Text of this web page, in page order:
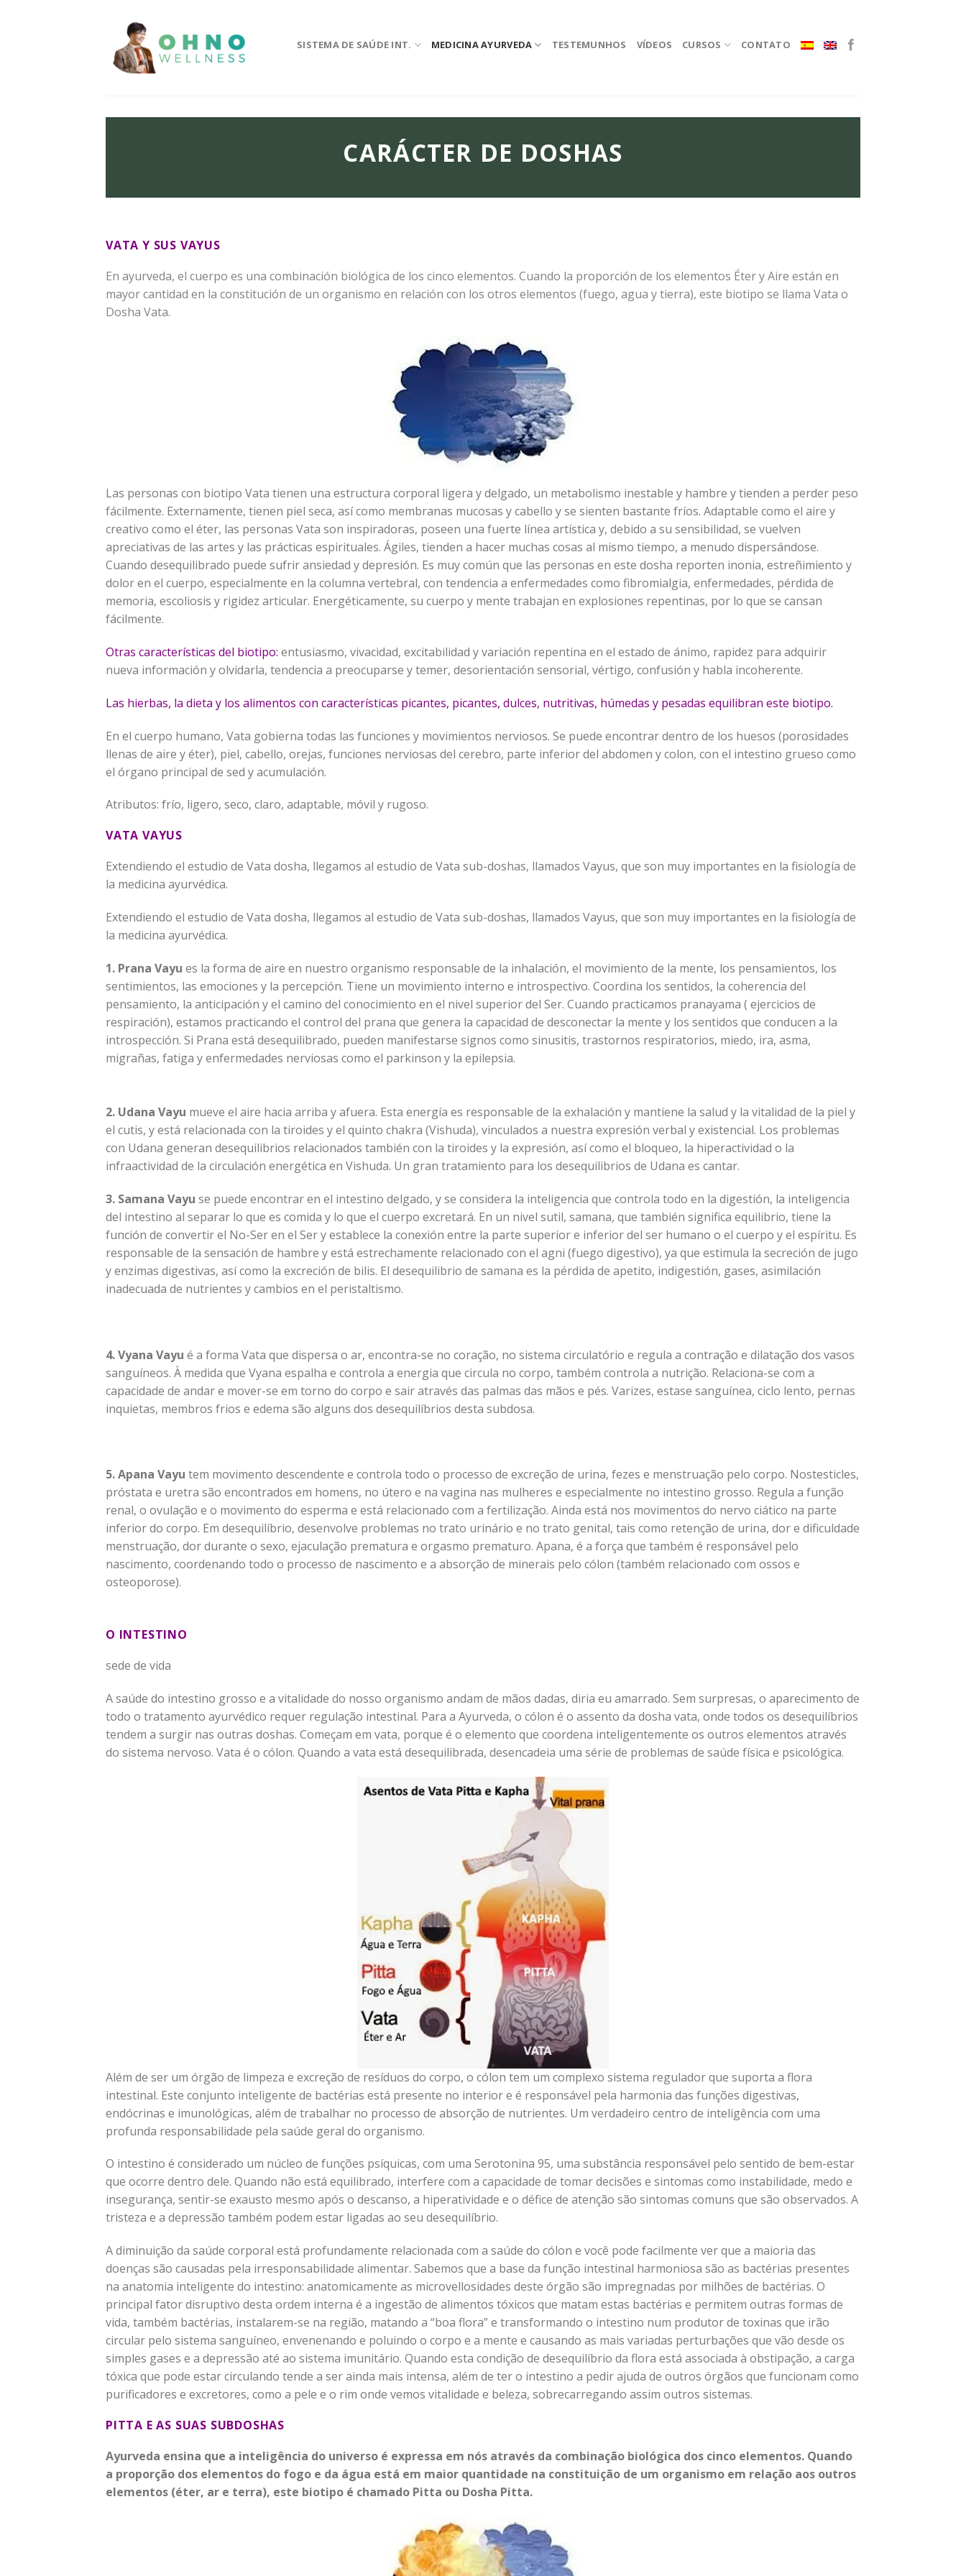
SISTEMA DE SAÚDE INT. MEDICINA AYURVEDA TESTEMUNHOS VÍDEOS CURSOS CONTATO
CARÁCTER DE DOSHAS
VATA Y SUS VAYUS
En ayurveda, el cuerpo es una combinación biológica de los cinco elementos. Cuando la proporción de los elementos Éter y Aire están en
mayor cantidad en la constitución de un organismo en relación con los otros elementos (fuego, agua y tierra), este biotipo se llama Vata o
Dosha Vata.
Las personas con biotipo Vata tienen una estructura corporal ligera y delgado, un metabolismo inestable y hambre y tienden a perder peso
fácilmente. Externamente, tienen piel seca, así como membranas mucosas y cabello y se sienten bastante fríos. Adaptable como el aire y
creativo como el éter, las personas Vata son inspiradoras, poseen una fuerte línea artística y, debido a su sensibilidad, se vuelven
apreciativas de las artes y las prácticas espirituales. Ágiles, tienden a hacer muchas cosas al mismo tiempo, a menudo dispersándose.
Cuando desequilibrado puede sufrir ansiedad y depresión. Es muy común que las personas en este dosha reporten inonia, estreñimiento y
dolor en el cuerpo, especialmente en la columna vertebral, con tendencia a enfermedades como fibromialgia, enfermedades, pérdida de
memoria, escoliosis y rigidez articular. Energéticamente, su cuerpo y mente trabajan en explosiones repentinas, por lo que se cansan
fácilmente.
Otras características del biotipo: entusiasmo, vivacidad, excitabilidad y variación repentina en el estado de ánimo, rapidez para adquirir
nueva información y olvidarla, tendencia a preocuparse y temer, desorientación sensorial, vértigo, confusión y habla incoherente.
Las hierbas, la dieta y los alimentos con características picantes, picantes, dulces, nutritivas, húmedas y pesadas equilibran este biotipo.
En el cuerpo humano, Vata gobierna todas las funciones y movimientos nerviosos. Se puede encontrar dentro de los huesos (porosidades
llenas de aire y éter), piel, cabello, orejas, funciones nerviosas del cerebro, parte inferior del abdomen y colon, con el intestino grueso como
el órgano principal de sed y acumulación.
Atributos: frío, ligero, seco, claro, adaptable, móvil y rugoso.
VATA VAYUS
Extendiendo el estudio de Vata dosha, llegamos al estudio de Vata sub-doshas, ​​llamados Vayus, que son muy importantes en la fisiología de
la medicina ayurvédica.
Extendiendo el estudio de Vata dosha, llegamos al estudio de Vata sub-doshas, ​​llamados Vayus, que son muy importantes en la fisiología de
la medicina ayurvédica.
1. Prana Vayu es la forma de aire en nuestro organismo responsable de la inhalación, el movimiento de la mente, los pensamientos, los
sentimientos, las emociones y la percepción. Tiene un movimiento interno e introspectivo. Coordina los sentidos, la coherencia del
pensamiento, la anticipación y el camino del conocimiento en el nivel superior del Ser. Cuando practicamos pranayama ( ejercicios de
respiración), estamos practicando el control del prana que genera la capacidad de desconectar la mente y los sentidos que conducen a la
introspección. Si Prana está desequilibrado, pueden manifestarse signos como sinusitis, trastornos respiratorios, miedo, ira, asma,
migrañas, fatiga y enfermedades nerviosas como el parkinson y la epilepsia.
2. Udana Vayu mueve el aire hacia arriba y afuera. Esta energía es responsable de la exhalación y mantiene la salud y la vitalidad de la piel y
el cutis, y está relacionada con la tiroides y el quinto chakra (Vishuda), vinculados a nuestra expresión verbal y existencial. Los problemas
con Udana generan desequilibrios relacionados también con la tiroides y la expresión, así como el bloqueo, la hiperactividad o la
infraactividad de la circulación energética en Vishuda. Un gran tratamiento para los desequilibrios de Udana es cantar.
3. Samana Vayu se puede encontrar en el intestino delgado, y se considera la inteligencia que controla todo en la digestión, la inteligencia
del intestino al separar lo que es comida y lo que el cuerpo excretará. En un nivel sutil, samana, que también significa equilibrio, tiene la
función de convertir el No-Ser en el Ser y establece la conexión entre la parte superior e inferior del ser humano o el cuerpo y el espíritu. Es
responsable de la sensación de hambre y está estrechamente relacionado con el agni (fuego digestivo), ya que estimula la secreción de jugo
y enzimas digestivas, así como la excreción de bilis. El desequilibrio de samana es la pérdida de apetito, indigestión, gases, asimilación
inadecuada de nutrientes y cambios en el peristaltismo.
4. Vyana Vayu é a forma Vata que dispersa o ar, encontra-se no coração, no sistema circulatório e regula a contração e dilatação dos vasos
sanguíneos. À medida que Vyana espalha e controla a energia que circula no corpo, também controla a nutrição. Relaciona-se com a
capacidade de andar e mover-se em torno do corpo e sair através das palmas das mãos e pés. Varizes, estase sanguínea, ciclo lento, pernas
inquietas, membros frios e edema são alguns dos desequilíbrios desta subdosa.
5. Apana Vayu tem movimento descendente e controla todo o processo de excreção de urina, fezes e menstruação pelo corpo. Nostesticles,
próstata e uretra são encontrados em homens, no útero e na vagina nas mulheres e especialmente no intestino grosso. Regula a função
renal, o ovulação e o movimento do esperma e está relacionado com a fertilização. Ainda está nos movimentos do nervo ciático na parte
inferior do corpo. Em desequilíbrio, desenvolve problemas no trato urinário e no trato genital, tais como retenção de urina, dor e dificuldade
menstruação, dor durante o sexo, ejaculação prematura e orgasmo prematuro. Apana, é a força que também é responsável pelo
nascimento, coordenando todo o processo de nascimento e a absorção de minerais pelo cólon (também relacionado com ossos e
osteoporose).
O INTESTINO
sede de vida
A saúde do intestino grosso e a vitalidade do nosso organismo andam de mãos dadas, diria eu amarrado. Sem surpresas, o aparecimento de
todo o tratamento ayurvédico requer regulação intestinal. Para a Ayurveda, o cólon é o assento da dosha vata, onde todos os desequilíbrios
tendem a surgir nas outras doshas. Começam em vata, porque é o elemento que coordena inteligentemente os outros elementos através
do sistema nervoso. Vata é o cólon. Quando a vata está desequilibrada, desencadeia uma série de problemas de saúde física e psicológica.
Além de ser um órgão de limpeza e excreção de resíduos do corpo, o cólon tem um complexo sistema regulador que suporta a flora
intestinal. Este conjunto inteligente de bactérias está presente no interior e é responsável pela harmonia das funções digestivas,
endócrinas e imunológicas, além de trabalhar no processo de absorção de nutrientes. Um verdadeiro centro de inteligência com uma
profunda responsabilidade pela saúde geral do organismo.
O intestino é considerado um núcleo de funções psíquicas, com uma Serotonina 95, uma substância responsável pelo sentido de bem-estar
que ocorre dentro dele. Quando não está equilibrado, interfere com a capacidade de tomar decisões e sintomas como instabilidade, medo e
insegurança, sentir-se exausto mesmo após o descanso, a hiperatividade e o défice de atenção são sintomas comuns que são observados. A
tristeza e a depressão também podem estar ligadas ao seu desequilíbrio.
A diminuição da saúde corporal está profundamente relacionada com a saúde do cólon e você pode facilmente ver que a maioria das
doenças são causadas pela irresponsabilidade alimentar. Sabemos que a base da função intestinal harmoniosa são as bactérias presentes
na anatomia inteligente do intestino: anatomicamente as microvellosidades deste órgão são impregnadas por milhões de bactérias. O
principal fator disruptivo desta ordem interna é a ingestão de alimentos tóxicos que matam estas bactérias e permitem outras formas de
vida, também bactérias, instalarem-se na região, matando a “boa flora” e transformando o intestino num produtor de toxinas que irão
circular pelo sistema sanguíneo, envenenando e poluindo o corpo e a mente e causando as mais variadas perturbações que vão desde os
simples gases e a depressão até ao sistema imunitário. Quando esta condição de desequilíbrio da flora está associada à obstipação, a carga
tóxica que pode estar circulando tende a ser ainda mais intensa, além de ter o intestino a pedir ajuda de outros órgãos que funcionam como
purificadores e excretores, como a pele e o rim onde vemos vitalidade e beleza, sobrecarregando assim outros sistemas.
PITTA E AS SUAS SUBDOSHAS
Ayurveda ensina que a inteligência do universo é expressa em nós através da combinação biológica dos cinco elementos. Quando
a proporção dos elementos do fogo e da água está em maior quantidade na constituição de um organismo em relação aos outros
elementos (éter, ar e terra), este biotipo é chamado Pitta ou Dosha Pitta.